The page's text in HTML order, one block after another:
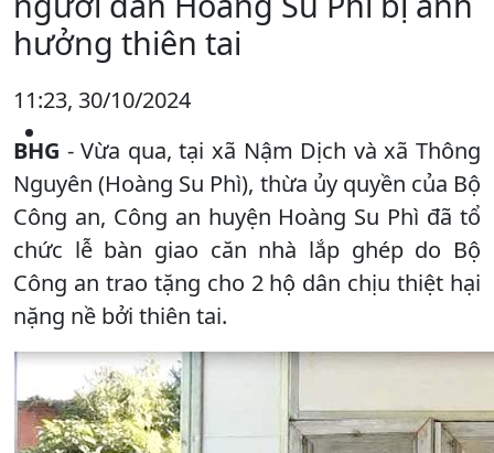
hưởng thiên tai
11:23, 30/10/2024
BHG - Vừa qua, tại xã Nậm Dịch và xã Thông
Nguyên (Hoàng Su Phì), thừa ủy quyền của Bộ
Công an, Công an huyện Hoàng Su Phì đã tổ
chức lễ bàn giao căn nhà lắp ghép do Bộ
Công an trao tặng cho 2 hộ dân chịu thiệt hại
nặng nề bởi thiên tai.